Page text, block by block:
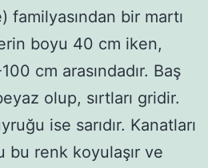
familyasından bir martı
boyu 40 cm iken,
cm arasındadır. Baş
olup, sırtları gridir.
ise sarıdır. Kanatları
bu renk koyulaşır ve